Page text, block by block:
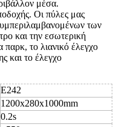
μέσα.
Οι πύλες μας
των
και την εσωτερική
το λιανικό έλεγχο
και το έλεγχο
E242
1200x280x1000mm
0.2s